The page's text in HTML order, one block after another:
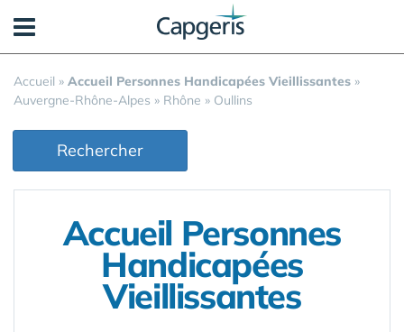
Accueil » Accueil Personnes Handicapées Vieillissantes »
Auvergne-Rhône-Alpes » Rhône » Oullins
Rechercher
Accueil Personnes
Handicapées
Vieillissantes